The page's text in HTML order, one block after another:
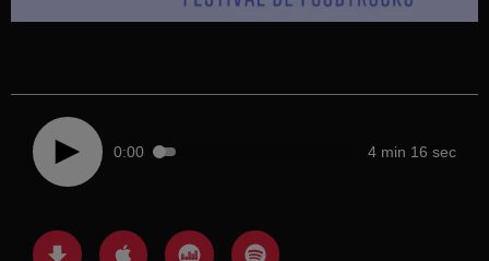
0:00 4 min 16 sec